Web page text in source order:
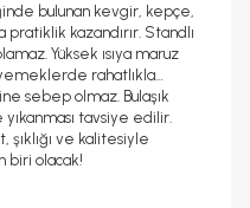
bulunan kevgir, kepçe,
pratiklik kazandırır. Standlı
Yüksek ısıya maruz
yemeklerde rahatlıkla
sebep olmaz. Bulaşık
tavsiye edilir.
şıklığı ve kalitesiyle
biri olacak!